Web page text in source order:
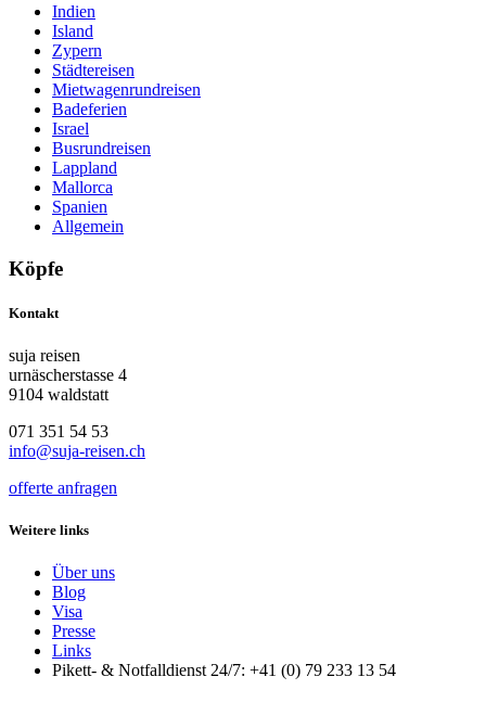
Indien
Island
Zypern
Städtereisen
Mietwagenrundreisen
Badeferien
Israel
Busrundreisen
Lappland
Mallorca
Spanien
Allgemein
Köpfe
Kontakt
suja reisen
urnäscherstasse 4
9104 waldstatt
071 351 54 53
info@suja-reisen.ch
offerte anfragen
Weitere links
Über uns
Blog
Visa
Presse
Links
Pikett- & Notfalldienst 24/7: +41 (0) 79 233 13 54